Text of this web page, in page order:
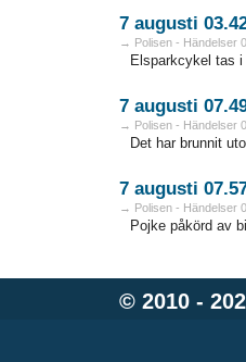
7 augusti
→ Polisen - Händelser
Elsparkcykel tas i
7 augusti
→ Polisen - Händelser
Det har brunnit
7 augusti
→ Polisen - Händelser
Pojke påkörd av
© 2010 -